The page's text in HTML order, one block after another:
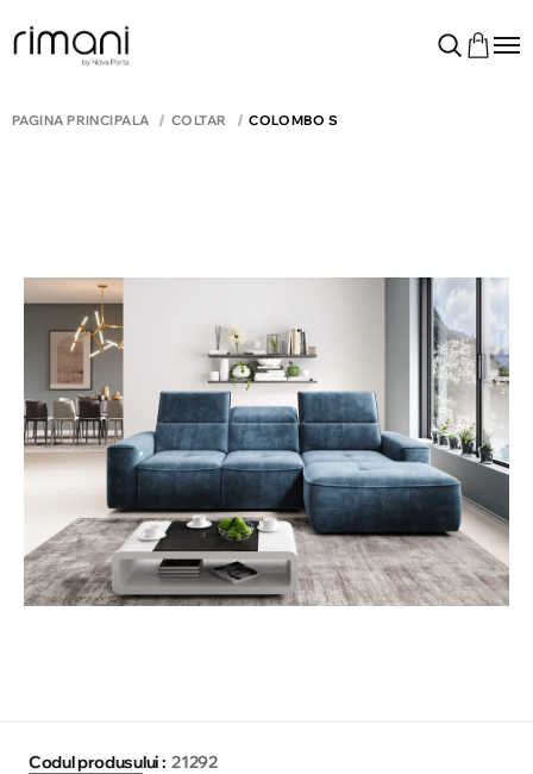
PAGINA PRINCIPALĂ COLTAR COLOMBO S
Codul produsului : 21292